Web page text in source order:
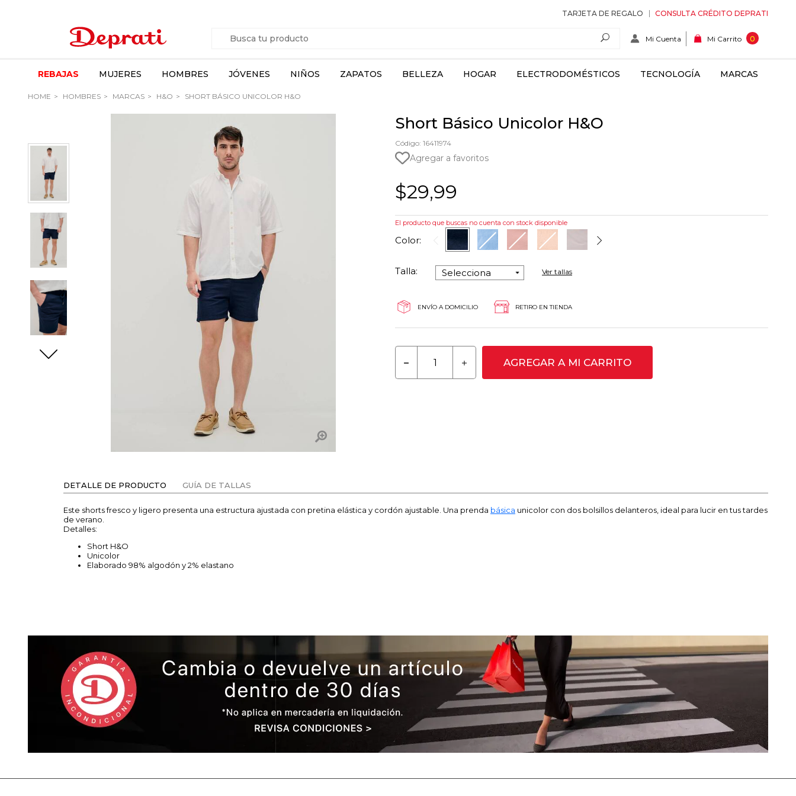
TARJETA DE REGALO CONSULTA CRÉDITO DEPRATI
Mi Cuenta Mi Carrito 0
REBAJAS MUJERES HOMBRES JÓVENES NIÑOS ZAPATOS BELLEZA HOGAR ELECTRODOMÉSTICOS TECNOLOGÍA MARCAS
HOME HOMBRES MARCAS H&O SHORT BÁSICO UNICOLOR H&O
Short Básico Unicolor H&O
Código: 16411974
Agregar a favoritos
$29,99
El producto que buscas no cuenta con stock disponible
Color:
Talla: Ver tallas
ENVÍO A DOMICILIO RETIRO EN TIENDA
AGREGAR A MI CARRITO
DETALLE DE PRODUCTO GUÍA DE TALLAS
Este shorts fresco y ligero presenta una estructura ajustada con pretina elástica y cordón ajustable. Una prenda básica unicolor con dos bolsillos delanteros, ideal para lucir en tus tardes
de verano.
Detalles:
Short H&O
Unicolor
Elaborado 98% algodón y 2% elastano